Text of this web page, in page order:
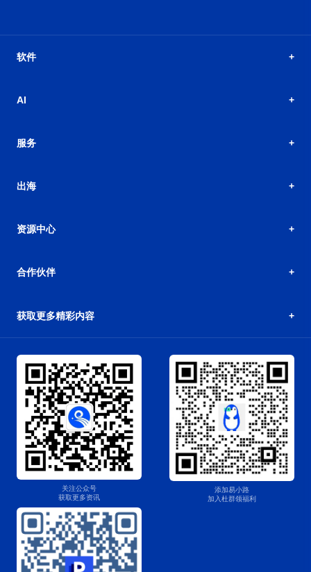
软件
AI
服务
出海
资源中心
合作伙伴
获取更多精彩内容
关注公众号
获取更多资讯
添加易小路
加入杜群领福利